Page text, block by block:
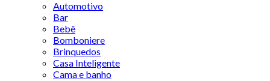
Automotivo
Bar
Bebê
Bomboniere
Brinquedos
Casa Inteligente
Cama e banho